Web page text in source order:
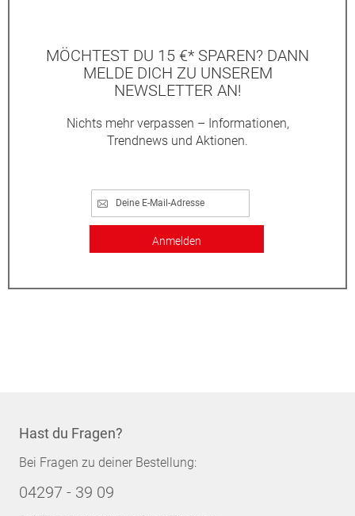
MÖCHTEST DU 15 €* SPAREN? DANN
MELDE DICH ZU UNSEREM
NEWSLETTER AN!
Nichts mehr verpassen – Informationen,
Trendnews und Aktionen.
Anmelden
Hast du Fragen?
Bei Fragen zu deiner Bestellung:
04297 - 39 09